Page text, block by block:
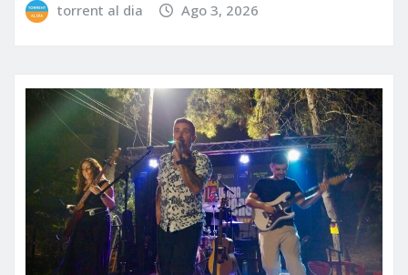
torrent al dia Ago 3, 2026